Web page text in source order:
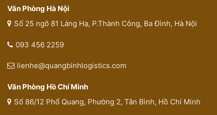
Văn Phòng Hà Nội
Số 25 ngõ 81 Láng Hạ, P.Thành Công, Ba Đình, Hà Nội
093 456 2259
lienhe@quangbinhlogistics.com
Văn Phòng Hồ Chí Minh
Số 86/12 Phổ Quang, Phường 2, Tân Bình, Hồ Chí Minh